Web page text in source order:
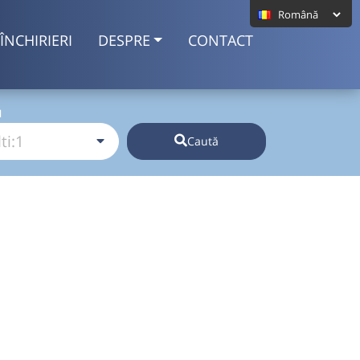
ÎNCHIRIERI DESPRE CONTACT
Caută